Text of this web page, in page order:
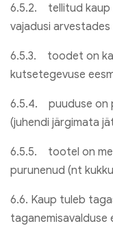
6.5.2. tellitud kaup
vajadusi arvestades
6.5.3. toodet on
kutsetegevuse
6.5.4. puuduse on
(juhendi järgimata
6.5.5. tootel on
purunenud (nt
6.6. Kaup tuleb
taganemisavalduse